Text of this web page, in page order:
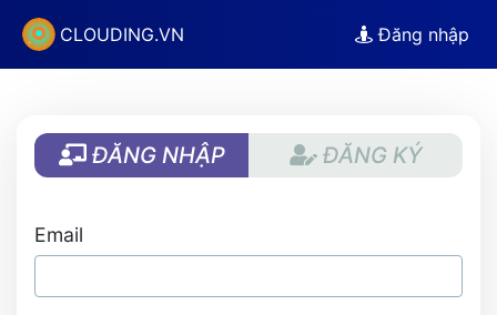
CLOUDING.VN Đăng nhập
ĐĂNG NHẬP ĐĂNG KÝ
Email